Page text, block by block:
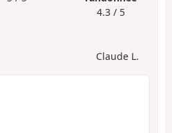
4.3 / 5
Claude L.